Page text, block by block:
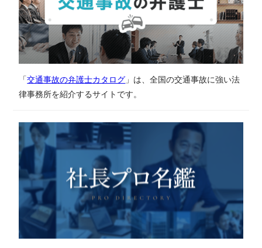
「交通事故の弁護士カタログ 」は、全国の交通事故に強い法
律事務所を紹介するサイトです。